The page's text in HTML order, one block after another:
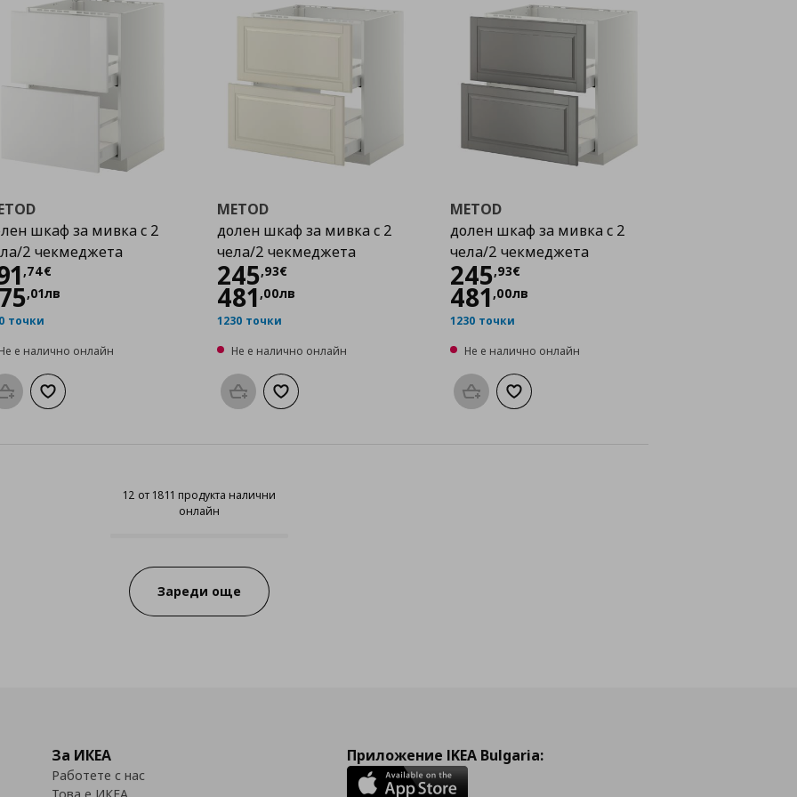
шкаф за мивка с 2
2 чекмеджета
,74€
,01лв
точки
Не е налично онлайн
Προσθήκη στο καλάθι
Добави към списъка с любими
METOD
долен шкаф за мивка с 2
чела/2 чекмеджета
245,93€
Цена
481 ,00лв
1230 точки
Не е налично онлайн
Προσθήκη στο καλάθι
Добави към списъка с любими
METOD
долен шкаф за мивка с 2
чела/2 чекмеджета
245,93€
Цена
481,00лв
1230 точки
Не е налично онлайн
Προσθήκη στο καλάθι
Добави към списъка с любими
12 от 1811 продукта налични
онлайн
12 от 1811 продукта налични онлайн
Зареди още
За ИКЕА
Работете с нас
Приложение IKEA Bulgaria: